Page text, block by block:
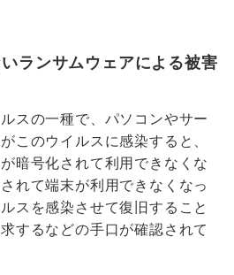
ランサムウェアによる被害
スの一種で、パソコンやサー
このウイルスに感染すると、
暗号化されて利用できなくな
れて端末が利用できなくなっ
スを感染させて復旧すること
するなどの手口が確認されて